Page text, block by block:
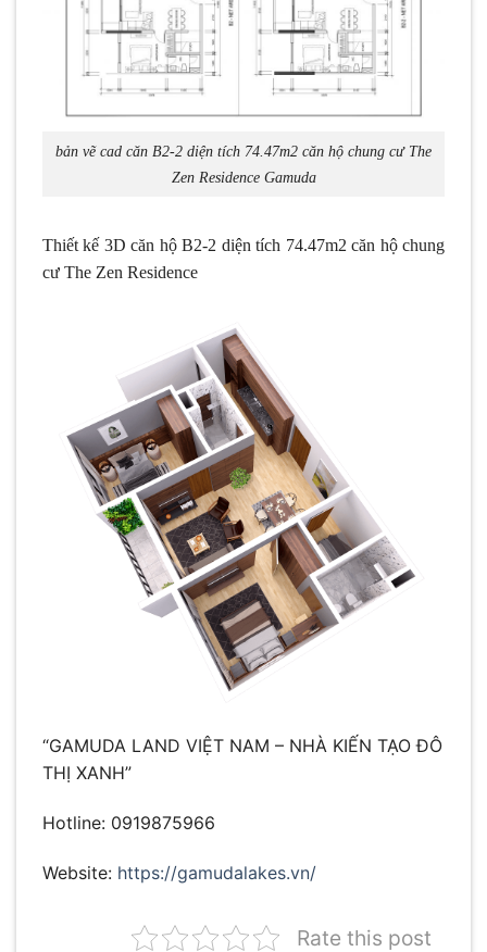
bản vẽ cad căn B2-2 diện tích 74.47m2 căn hộ chung cư The
Zen Residence Gamuda
Thiết kế 3D căn hộ B2-2 diện tích 74.47m2 căn hộ chung
cư The Zen Residence
“GAMUDA LAND VIỆT NAM – NHÀ KIẾN TẠO ĐÔ
THỊ XANH”
Hotline: 0919875966
Website: https://gamudalakes.vn/
Rate this post